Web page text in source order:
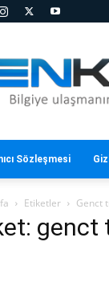
Sözleşmesi
Etiketler Genct
genct